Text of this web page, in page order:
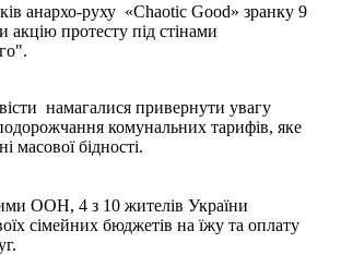
анархо-руху «Chaotic Good» зранку 9
акцію протесту під стінами
намагалися привернути увагу
комунальних тарифів, яке
масової бідності.
ООН, 4 з 10 жителів України
сімейних бюджетів на їжу та оплату